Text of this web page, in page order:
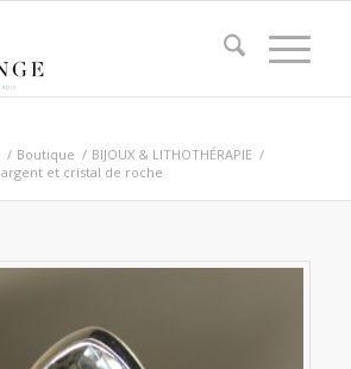
/ Boutique / BIJOUX & LITHOTHÉRAPIE /
argent et cristal de roche